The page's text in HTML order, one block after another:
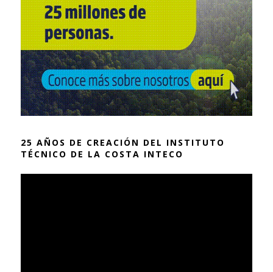
25 AÑOS DE CREACIÓN DEL INSTITUTO
TÉCNICO DE LA COSTA INTECO